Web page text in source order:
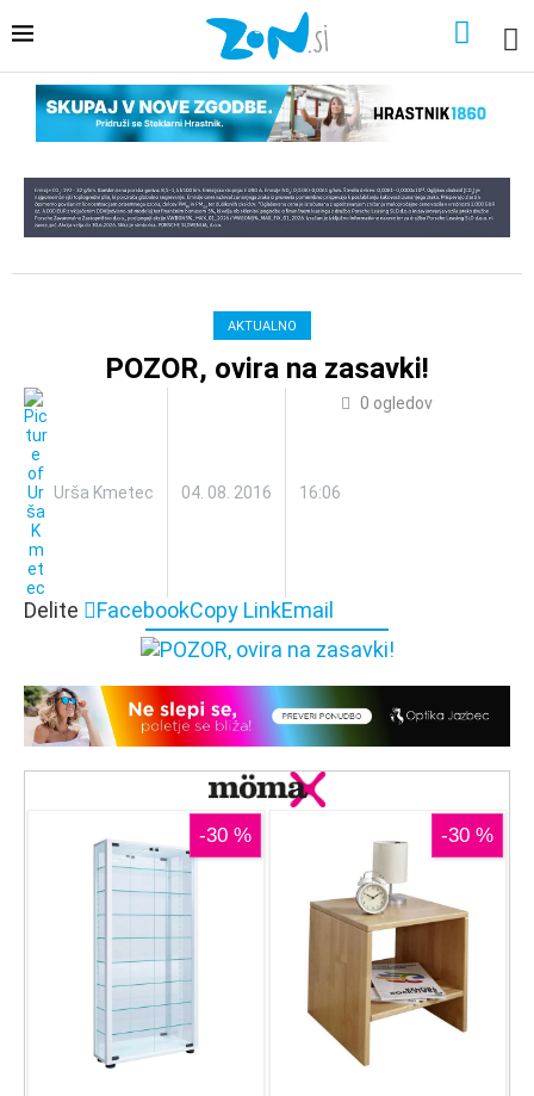
AKTUALNO
POZOR, ovira na zasavki!
Urša Kmetec 04. 08. 2016 16:06
0 ogledov
Delite FacebookCopy LinkEmail